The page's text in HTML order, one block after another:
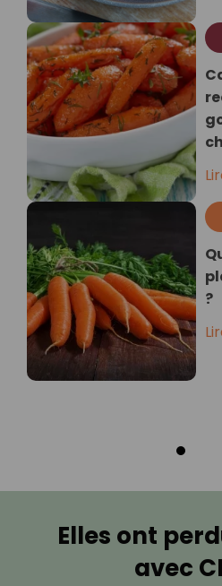
?
Elles ont
avec